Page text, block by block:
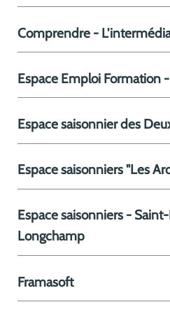
Comprendre -
Espace Emploi Formation
Espace saisonnier des
Espace saisonniers "Les
Espace saisonniers -
Longchamp
Framasoft